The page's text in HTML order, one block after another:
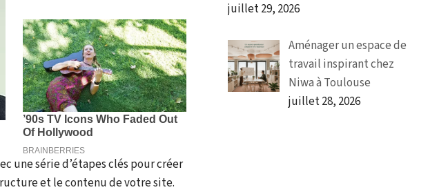
une série d’étapes clés pour créer
et le contenu de votre site.
juillet 29, 2026
Aménager un espace de
travail inspirant chez
Niwa à Toulouse
juillet 28, 2026